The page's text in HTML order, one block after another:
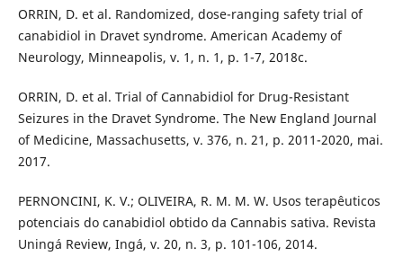
ORRIN, D. et al. Randomized, dose-ranging safety trial of
canabidiol in Dravet syndrome. American Academy of
Neurology, Minneapolis, v. 1, n. 1, p. 1-7, 2018c.
ORRIN, D. et al. Trial of Cannabidiol for Drug-Resistant
Seizures in the Dravet Syndrome. The New England Journal
of Medicine, Massachusetts, v. 376, n. 21, p. 2011-2020, mai.
2017.
PERNONCINI, K. V.; OLIVEIRA, R. M. M. W. Usos terapêuticos
potenciais do canabidiol obtido da Cannabis sativa. Revista
Uningá Review, Ingá, v. 20, n. 3, p. 101-106, 2014.